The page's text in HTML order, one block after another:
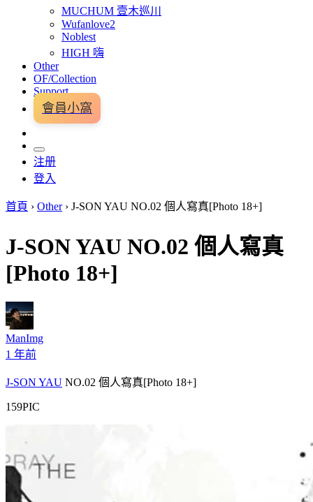
MUCHUM 壹木巡川
Wufanlove2
Noblest
HIGH 嗨
Other
OF/Collection
Support
會員小窩
注册
登入
首頁 › Other › J-SON YAU NO.02 個人寫真[Photo 18+]
J-SON YAU NO.02 個人寫真
[Photo 18+]
ManImg
1 年前
J-SON YAU NO.02 個人寫真[Photo 18+]
159PIC